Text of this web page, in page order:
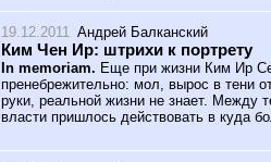
19.12.2011 Андрей Балканский
Ким Чен Ир: штрихи к портрету
In memoriam. Еще при жизни Ким Ир
пренебрежительно: мол, вырос в тени
руки, реальной жизни не знает.
власти пришлось действовать в куда